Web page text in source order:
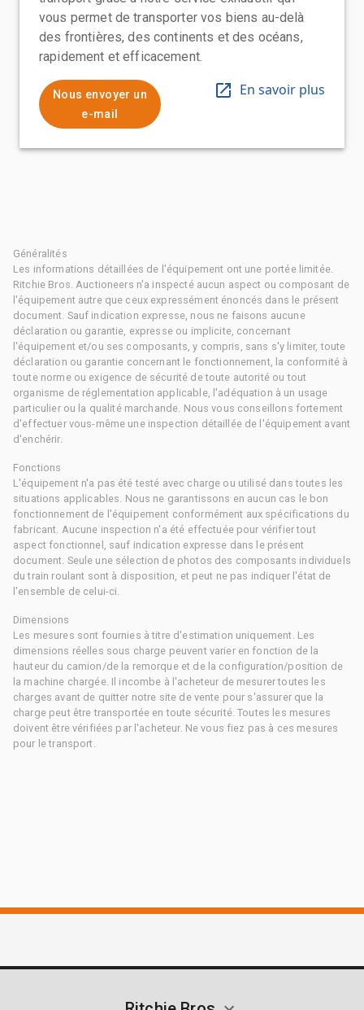
vous permet de transporter vos biens au-delà
des frontières, des continents et des océans,
rapidement et efficacement.
Nous envoyer un
e-mail
En savoir plus
Généralités
Les informations détaillées de l'équipement ont une portée limitée.
Ritchie Bros. Auctioneers n'a inspecté aucun aspect ou composant de
l'équipement autre que ceux expressément énoncés dans le présent
document. Sauf indication expresse, nous ne faisons aucune
déclaration ou garantie, expresse ou implicite, concernant
l'équipement et/ou ses composants, y compris, sans s'y limiter, toute
déclaration ou garantie concernant le fonctionnement, la conformité à
toute norme ou exigence de sécurité de toute autorité ou tout
organisme de réglementation applicable, l'adéquation à un usage
particulier ou la qualité marchande. Nous vous conseillons fortement
d'effectuer vous-même une inspection détaillée de l'équipement avant
d'enchérir.
Fonctions
L'équipement n'a pas été testé avec charge ou utilisé dans toutes les
situations applicables. Nous ne garantissons en aucun cas le bon
fonctionnement de l'équipement conformément aux spécifications du
fabricant. Aucune inspection n'a été effectuée pour vérifier tout
aspect fonctionnel, sauf indication expresse dans le présent
document. Seule une sélection de photos des composants individuels
du train roulant sont à disposition, et peut ne pas indiquer l'état de
l'ensemble de celui-ci.
Dimensions
Les mesures sont fournies à titre d'estimation uniquement. Les
dimensions réelles sous charge peuvent varier en fonction de la
hauteur du camion/de la remorque et de la configuration/position de
la machine chargée. Il incombe à l'acheteur de mesurer toutes les
charges avant de quitter notre site de vente pour s'assurer que la
charge peut être transportée en toute sécurité. Toutes les mesures
doivent être vérifiées par l'acheteur. Ne vous fiez pas à ces mesures
pour le transport.